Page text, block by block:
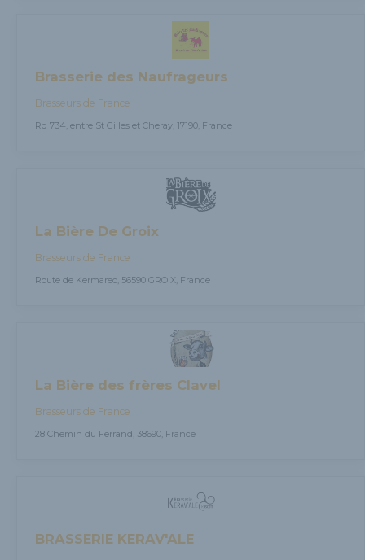
Brasserie des Naufrageurs
Brasseurs de France
Rd 734, entre St Gilles et Cheray, 17190, France
La Bière De Groix
Brasseurs de France
Route de Kermarec, 56590 GROIX, France
La Bière des frères Clavel
Brasseurs de France
28 Chemin du Ferrand, 38690, France
BRASSERIE KERAV'ALE